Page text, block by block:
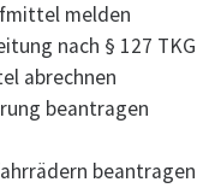
melden
nach § 127 TKG
abrechnen
beantragen
beantragen